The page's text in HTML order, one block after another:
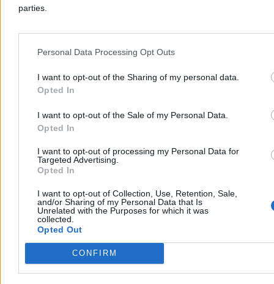
parties.
Personal Data Processing Opt Outs
I want to opt-out of the Sharing of my personal data.
Opted In
I want to opt-out of the Sale of my Personal Data.
Opted In
I want to opt-out of processing my Personal Data for
Targeted Advertising.
Opted In
I want to opt-out of Collection, Use, Retention, Sale,
and/or Sharing of my Personal Data that Is
Unrelated with the Purposes for which it was
collected.
Opted Out
CONFIRM
Reklama
Reklama
Zdrowie